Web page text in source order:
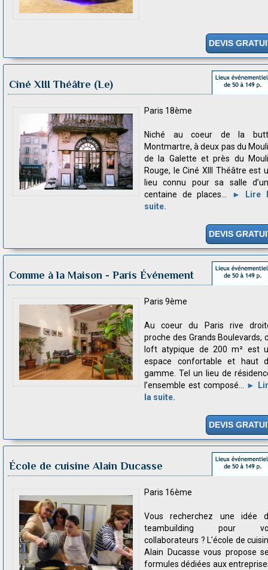
DEVIS
Ciné XIII Théâtre (Le)
Paris 18ème
Niché au coeur de la
Montmartre, à deux pas du
de la Galette et près du
Rouge, le Ciné XIII Théâtre est
lieu connu pour sa salle
centaine de places...
► Lire
suite.
DEVIS
Comme à la Maison - Paris Événement
Paris 9ème
Au coeur du Paris rive
proche des Grands Boulevards,
loft atypique de 200 m² est
espace confortable et haut
gamme. Tel un lieu de
l’ensemble est composé...
►
la suite.
DEVIS
École de cuisine Alain Ducasse
Paris 16ème
Vous recherchez une idée
teambuilding pour
collaborateurs ? L'école de
Alain Ducasse vous propose
formules dédiées aux